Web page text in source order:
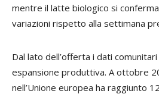
mentre il latte biologico si
variazioni rispetto alla settimana
Dal lato dell’offerta i dati
espansione produttiva. A ottobre
nell’Unione europea ha raggiunto